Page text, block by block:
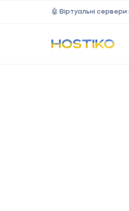
🤖 Віртуальні